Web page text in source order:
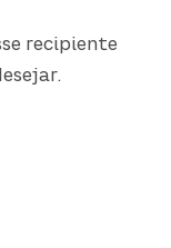
recipiente